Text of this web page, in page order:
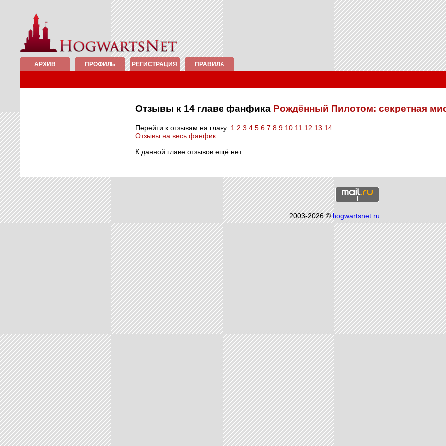
АРХИВ ПРОФИЛЬ РЕГИСТРАЦИЯ ПРАВИЛА
Отзывы к 14 главе фанфика Рождённый Пилотом: секретная
Перейти к отзывам на главу: 1 2 3 4 5 6 7 8 9 10 11 12 13 14
Отзывы на весь фанфик
К данной главе отзывов ещё нет
2003-2026 ©hogwartsnet.ru